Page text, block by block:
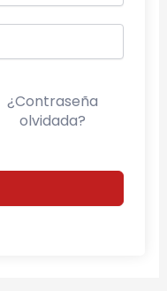
¿Contraseña
olvidada?